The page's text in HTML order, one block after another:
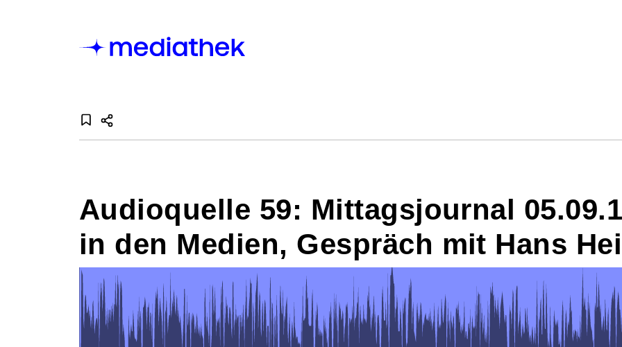
Audioquelle 59: Mittagsjournal
in den Medien, Gespräch mit Hans